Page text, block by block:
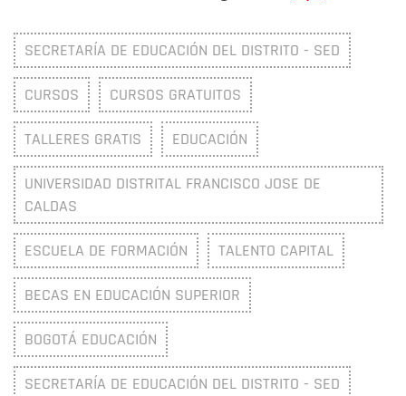
SECRETARÍA DE EDUCACIÓN DEL DISTRITO - SED
CURSOS CURSOS GRATUITOS
TALLERES GRATIS EDUCACIÓN
UNIVERSIDAD DISTRITAL FRANCISCO JOSE DE
CALDAS
ESCUELA DE FORMACIÓN TALENTO CAPITAL
BECAS EN EDUCACIÓN SUPERIOR
BOGOTÁ EDUCACIÓN
SECRETARÍA DE EDUCACIÓN DEL DISTRITO - SED